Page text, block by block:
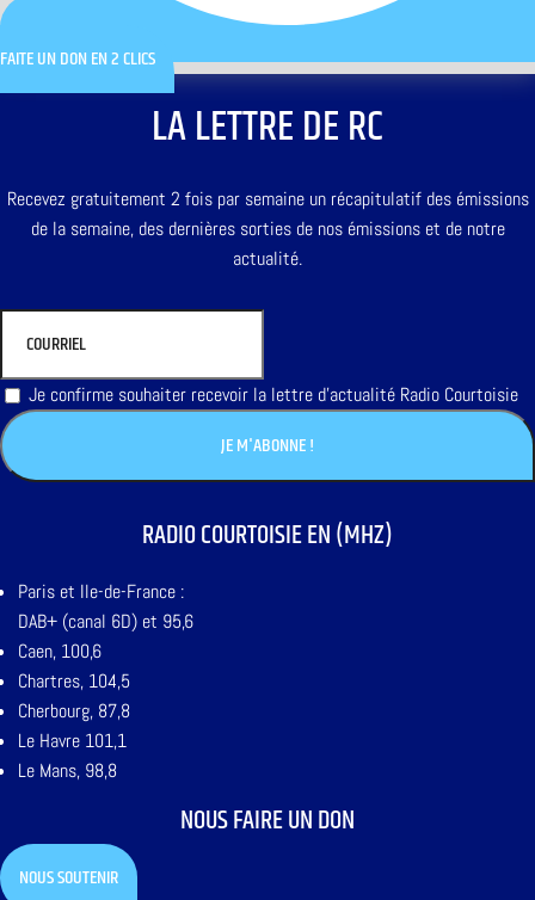
FAITE UN DON EN 2 CLICS
LA LETTRE DE RC
Recevez gratuitement 2 fois par semaine un récapitulatif des émissions
de la semaine, des dernières sorties de nos émissions et de notre
actualité.
Je confirme souhaiter recevoir la lettre d'actualité Radio Courtoisie
RADIO COURTOISIE EN (MHZ)
Paris et Ile-de-France :
DAB+ (canal 6D) et 95,6
Caen, 100,6
Chartres, 104,5
Cherbourg, 87,8
Le Havre 101,1
Le Mans, 98,8
NOUS FAIRE UN DON
NOUS SOUTENIR